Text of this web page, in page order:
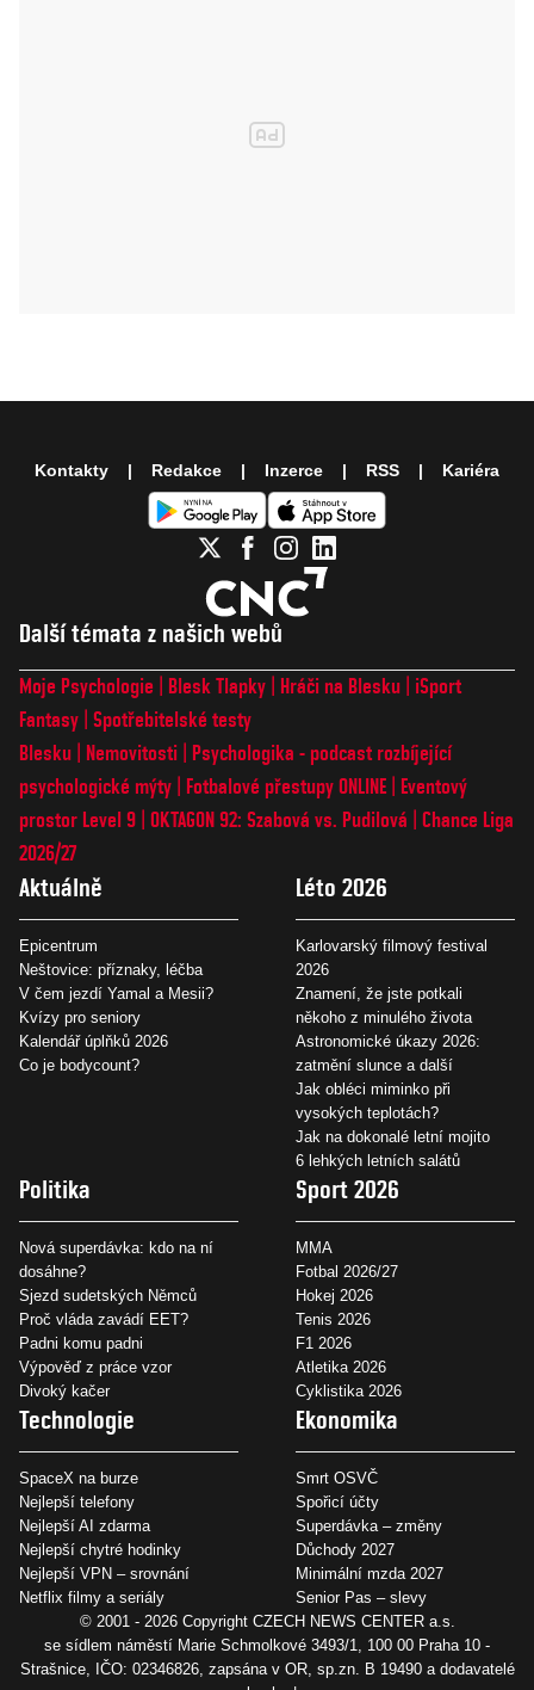
Další témata z našich webů
Moje Psychologie Blesk Tlapky Hráči na Blesku
iSport
Fantasy Spotřebitelské testy
Blesku
Nemovitosti
Psychologika - podcast rozbíjející
psychologické mýty
Fotbalové přestupy ONLINE
Eventový
prostor Level 9 OKTAGON 92: Szabová vs. Pudilová
Chance Liga
2026/27
Aktuálně
Epicentrum
Neštovice: příznaky, léčba
V čem jezdí Yamal a Mesii?
Kvízy pro seniory
Kalendář úplňků 2026
Co je bodycount?
Léto 2026
Karlovarský filmový festival
2026
Znamení, že jste potkali
někoho z minulého života
Astronomické úkazy 2026:
zatmění slunce a další
Jak obléci miminko při
vysokých teplotách?
Jak na dokonalé letní mojito
6 lehkých letních salátů
Politika
Nová superdávka: kdo na ní
dosáhne?
Sjezd sudetských Němců
Proč vláda zavádí EET?
Padni komu padni
Výpověď z práce vzor
Divoký kačer
Sport 2026
MMA
Fotbal 2026/27
Hokej 2026
Tenis 2026
F1 2026
Atletika 2026
Cyklistika 2026
Technologie
SpaceX na burze
Nejlepší telefony
Nejlepší AI zdarma
Nejlepší chytré hodinky
Nejlepší VPN – srovnání
Netflix filmy a seriály
Ekonomika
Smrt OSVČ
Spořicí účty
Superdávka – změny
Důchody 2027
Minimální mzda 2027
Senior Pas – slevy
Kontakty Redakce Inzerce RSS Kariéra
© 2001 - 2026 Copyright CZECH NEWS CENTER a.s.
se sídlem náměstí Marie Schmolkové 3493/1, 100 00 Praha 10 -
Strašnice, IČO: 02346826, zapsána v OR, sp.zn. B 19490 a dodavatelé